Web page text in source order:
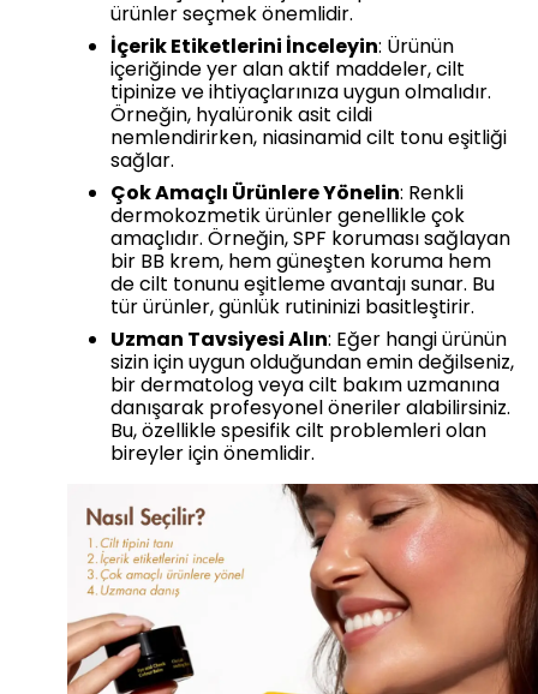
ürünler seçmek önemlidir.
İçerik Etiketlerini İnceleyin: Ürünün
içeriğinde yer alan aktif maddeler, cilt
tipinize ve ihtiyaçlarınıza uygun olmalıdır.
Örneğin, hyalüronik asit cildi
nemlendirirken, niasinamid cilt tonu eşitliği
sağlar.
Çok Amaçlı Ürünlere Yönelin: Renkli
dermokozmetik ürünler genellikle çok
amaçlıdır. Örneğin, SPF koruması sağlayan
bir BB krem, hem güneşten koruma hem
de cilt tonunu eşitleme avantajı sunar. Bu
tür ürünler, günlük rutininizi basitleştirir.
Uzman Tavsiyesi Alın: Eğer hangi ürünün
sizin için uygun olduğundan emin değilseniz,
bir dermatolog veya cilt bakım uzmanına
danışarak profesyonel öneriler alabilirsiniz.
Bu, özellikle spesifik cilt problemleri olan
bireyler için önemlidir.